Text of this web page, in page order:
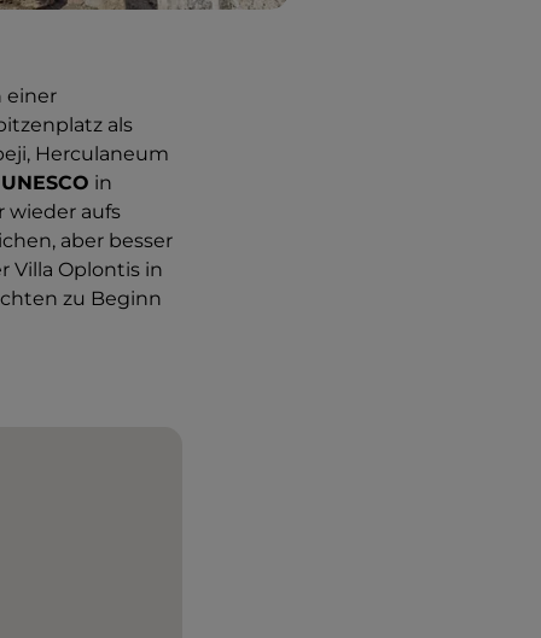
einer
als
Herculaneum
in
aufs
aber besser
Villa Oplontis in
zu Beginn